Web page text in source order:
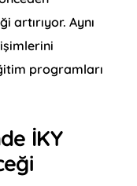
Aynı
programları
İKY